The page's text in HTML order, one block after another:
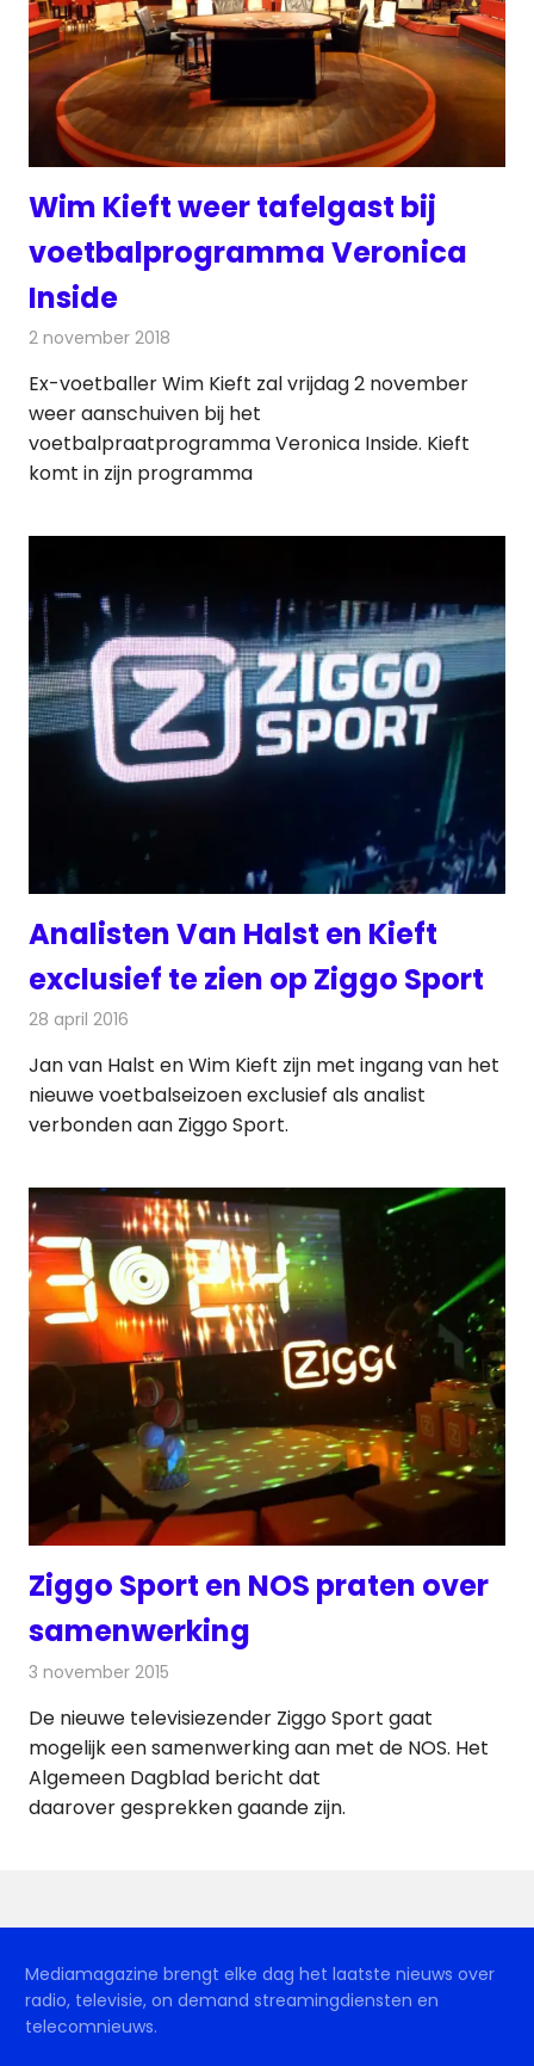
Wim Kieft weer tafelgast bij
voetbalprogramma Veronica
Inside
2 november 2018
Ex-voetballer Wim Kieft zal vrijdag 2 november
weer aanschuiven bij het
voetbalpraatprogramma Veronica Inside. Kieft
komt in zijn programma
Analisten Van Halst en Kieft
exclusief te zien op Ziggo Sport
28 april 2016
Jan van Halst en Wim Kieft zijn met ingang van het
nieuwe voetbalseizoen exclusief als analist
verbonden aan Ziggo Sport.
Ziggo Sport en NOS praten over
samenwerking
3 november 2015
De nieuwe televisiezender Ziggo Sport gaat
mogelijk een samenwerking aan met de NOS. Het
Algemeen Dagblad bericht dat
daarover gesprekken gaande zijn.
Mediamagazine brengt elke dag het laatste nieuws over
radio, televisie, on demand streamingdiensten en
telecomnieuws.